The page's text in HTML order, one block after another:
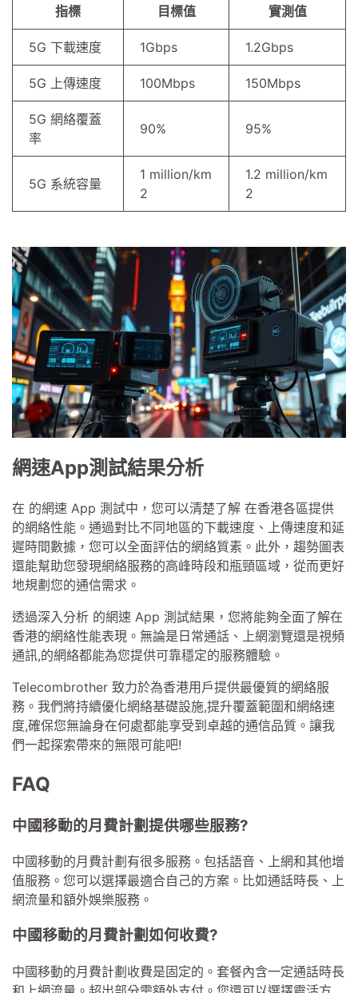
指標 目標值 實測值
5G 下載速度 1Gbps 1.2Gbps
5G 上傳速度 100Mbps 150Mbps
5G 網絡覆蓋
率
90% 95%
5G 系統容量
1 million/km
2
1.2 million/km
2
網速App測試結果分析
在 的網速 App 測試中，您可以清楚了解 在香港各區提供
的網絡性能。通過對比不同地區的下載速度、上傳速度和延
遲時間數據，您可以全面評估的網絡質素。此外，趨勢圖表
還能幫助您發現網絡服務的高峰時段和瓶頸區域，從而更好
地規劃您的通信需求。
透過深入分析 的網速 App 測試結果，您將能夠全面了解在
香港的網絡性能表現。無論是日常通話、上網瀏覽還是視頻
通訊,的網絡都能為您提供可靠穩定的服務體驗。
Telecombrother 致力於為香港用戶提供最優質的網絡服
務。我們將持續優化網絡基礎設施,提升覆蓋範圍和網絡速
度,確保您無論身在何處都能享受到卓越的通信品質。讓我
們一起探索帶來的無限可能吧!
FAQ
中國移動的月費計劃提供哪些服務?
中國移動的月費計劃有很多服務。包括語音、上網和其他增
值服務。您可以選擇最適合自己的方案。比如通話時長、上
網流量和額外娛樂服務。
中國移動的月費計劃如何收費?
中國移動的月費計劃收費是固定的。套餐內含一定通話時長